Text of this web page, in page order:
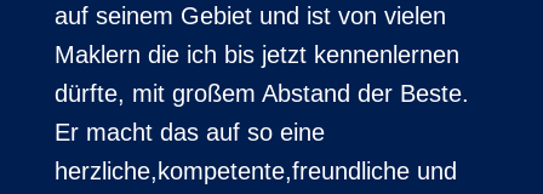
auf seinem Gebiet und ist von vielen
Maklern die ich bis jetzt kennenlernen
dürfte, mit großem Abstand der Beste.
Er macht das auf so eine
herzliche,kompetente,freundliche und